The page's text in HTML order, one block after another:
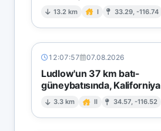
13.2 km I 33.29, -116.74
12:07:57 07.08.2026
Ludlow'un 37 km batı-
güneybatısında, Kaliforniya
3.3 km II 34.57, -116.52